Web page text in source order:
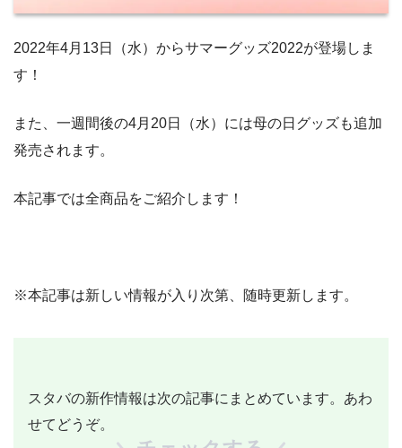
2022年4月13日（水）からサマーグッズ2022が登場しま
す！
また、一週間後の4月20日（水）には母の日グッズも追加
発売されます。
本記事では全商品をご紹介します！
※本記事は新しい情報が入り次第、随時更新します。
スタバの新作情報は次の記事にまとめています。あわ
せてどうぞ。